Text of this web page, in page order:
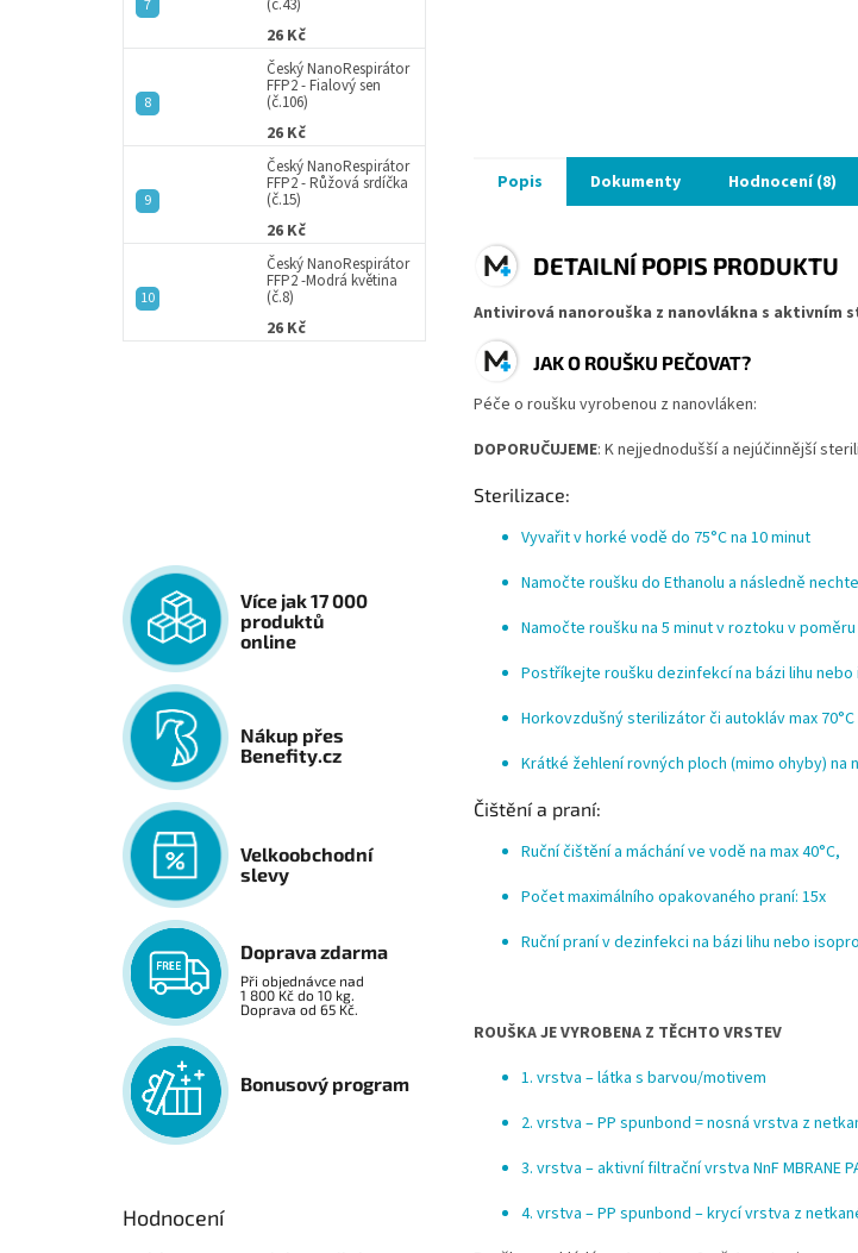
(č.43)
26 Kč
Český NanoRespirátor
FFP2 - Fialový sen
(č.106)
26 Kč
Český NanoRespirátor
FFP2 - Růžová srdíčka
(č.15)
26 Kč
Český NanoRespirátor
FFP2 -Modrá květina
(č.8)
26 Kč
Více jak 17 000
produktů
online
Nákup přes
Benefity.cz
Velkoobchodní
slevy
Doprava zdarma
Při objednávce nad
1 800 Kč do 10 kg.
Doprava od 65 Kč.
Bonusový program
Hodnocení
Popis Dokumenty Hodnocení (8)
DETAILNÍ POPIS PRODUKTU
Antivirová nanorouška z nanovlákna s aktivním
JAK O ROUŠKU PEČOVAT?
Péče o roušku vyrobenou z nanovláken:
DOPORUČUJEME: K nejjednodušší a nejúčinnější
Sterilizace:
Vyvařit v horké vodě do 75°C na 10 minut
Namočte roušku do Ethanolu a následně
Namočte roušku na 5 minut v roztoku v
Postříkejte roušku dezinfekcí na bázi lihu
Horkovzdušný sterilizátor či autokláv max 70°C
Krátké žehlení rovných ploch (mimo ohyby) na
Čištění a praní:
Ruční čištění a máchání ve vodě na max 40°C,
Počet maximálního opakovaného praní: 15x
Ruční praní v dezinfekci na bázi lihu nebo
ROUŠKA JE VYROBENA Z TĚCHTO VRSTEV
1. vrstva – látka s barvou/motivem
2. vrstva – PP spunbond = nosná vrstva z
3. vrstva – aktivní filtrační vrstva NnF MBRANE
4. vrstva – PP spunbond – krycí vrstva z